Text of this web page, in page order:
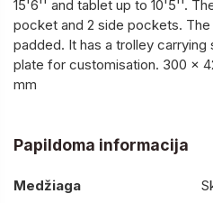
15'6'' and tablet up to 10'5''.
pocket and 2 side pockets. The
padded. It has a trolley carrying
plate for customisation. 300 x
mm
Papildoma informacija
Medžiaga